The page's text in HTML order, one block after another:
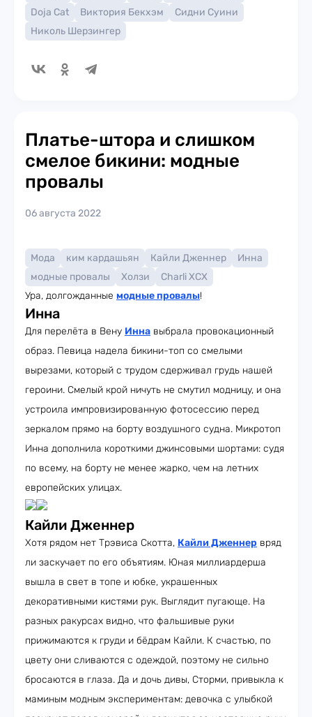
Doja Cat
Виктория Бекхэм
Сидни Суини
Николь Шерзингер
Платье-штора и слишком
смелое бикини: модные
провалы
06 августа 2022
Мода ким кардашьян Кайли Дженнер
Инна
модные провалы
Холзи
Charli XCX
Ура, долгожданные модные провалы!
Инна
Для перелёта в Вену Инна выбрала провокационный
образ. Певица надела бикини-топ со смелыми
вырезами, который с трудом сдерживал грудь нашей
героини. Смелый крой ничуть не смутил модницу, и она
устроила импровизированную фотосессию перед
зеркалом прямо на борту воздушного судна. Микротоп
Инна дополнила короткими джинсовыми шортами: судя
по всему, на борту не менее жарко, чем на летних
европейских улицах.
Кайли Дженнер
Хотя рядом нет Трэвиса Скотта, Кайли Дженнер вряд
ли заскучает по его объятиям. Юная миллиардерша
вышла в свет в топе и юбке, украшенных
декоративными кистями рук. Выглядит пугающе. На
разных ракурсах видно, что фальшивые руки
прижимаются к груди и бёдрам Кайли. К счастью, по
цвету они сливаются с одеждой, поэтому не сильно
бросаются в глаза. Да и дочь дивы, Сторми, привыкла к
маминым модным экспериментам: девочка с улыбкой